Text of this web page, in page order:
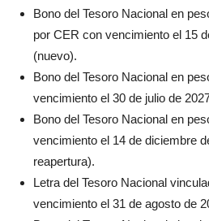
Bono del Tesoro Nacional en
por CER con vencimiento el 15
(nuevo).
Bono del Tesoro Nacional en
vencimiento el 30 de julio de
Bono del Tesoro Nacional en
vencimiento el 14 de diciembre
reapertura).
Letra del Tesoro Nacional
vencimiento el 31 de agosto de